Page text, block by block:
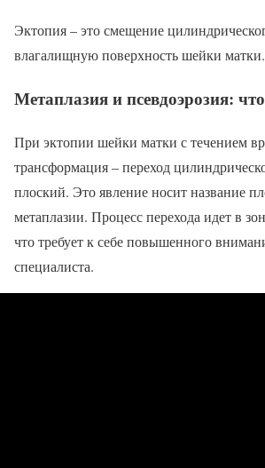
Эктопия – это смещение
влагалищную поверхность шейки матки.
Метаплазия и псевдоэрозия:
При эктопии шейки матки с течением
трансформация – переход
плоский. Это явление носит название
метаплазии. Процесс перехода идет в
что требует к себе повышенного
специалиста.